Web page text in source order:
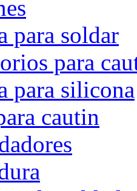
para soldar
para
para silicona
cautin